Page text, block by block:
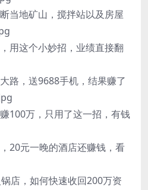
当地矿山，搅拌站以及房屋
用这个小妙招，业绩直接翻
路，送9688手机，结果赚了
100万，只用了这一招，有钱
20元一晚的酒店还赚钱，看
店，如何快速收回200万资